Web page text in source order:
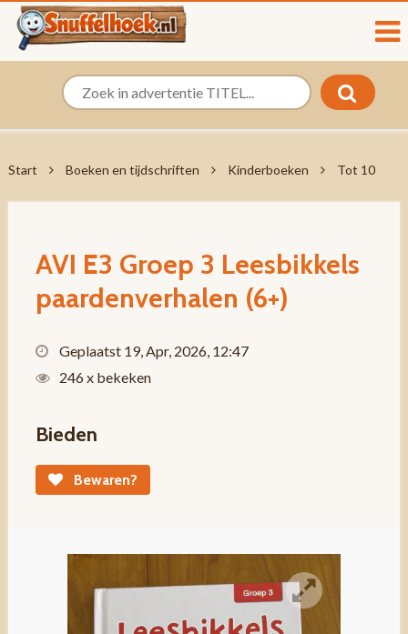
Start Boeken en tijdschriften Kinderboeken Tot 10
AVI E3 Groep 3 Leesbikkels
paardenverhalen (6+)
Geplaatst 19, Apr, 2026, 12:47
246 x bekeken
Bieden
Bewaren?